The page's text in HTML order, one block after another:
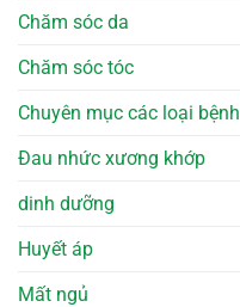
Chăm sóc da
Chăm sóc tóc
Chuyên mục các loại bệnh
Đau nhức xương khớp
dinh dưỡng
Huyết áp
Mất ngủ